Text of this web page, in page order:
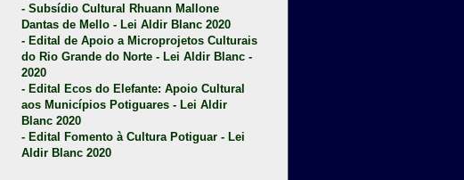
- Subsídio Cultural Rhuann Mallone
Dantas de Mello - Lei Aldir Blanc 2020
- Edital de Apoio a Microprojetos Culturais
do Rio Grande do Norte - Lei Aldir Blanc -
2020
- Edital Ecos do Elefante: Apoio Cultural
aos Municípios Potiguares - Lei Aldir
Blanc 2020
- Edital Fomento à Cultura Potiguar - Lei
Aldir Blanc 2020